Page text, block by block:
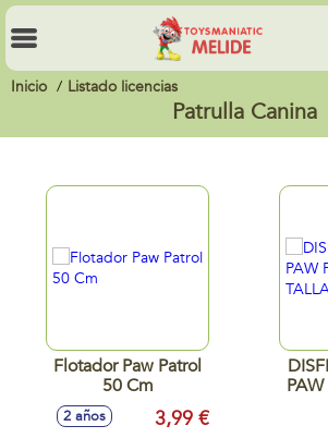
Inicio Listado licencias
Patrulla Canina
Flotador Paw Patrol
50 Cm
2 años 3,99 €
PAW